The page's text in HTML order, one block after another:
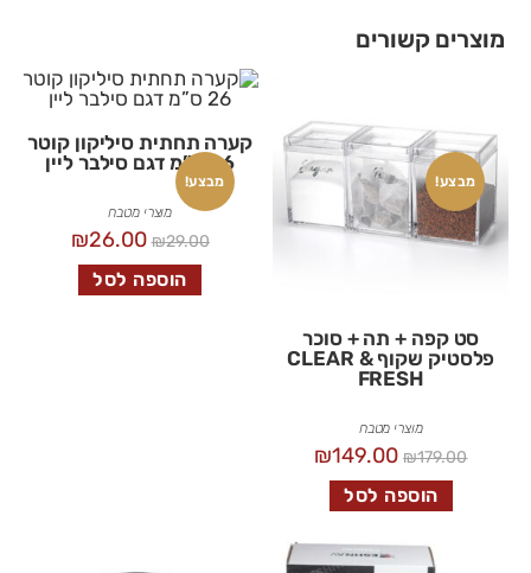
מוצרים קשורים
מבצע!
סט קפה + תה + סוכר
פלסטיק שקוף CLEAR &
FRESH
מוצרי מטבח
₪179.00
₪149.00
הוספה לסל
מבצע!
קערה תחתית סיליקון קוטר
26 ס”מ דגם סילבר ליין
מוצרי מטבח
₪29.00
₪26.00
הוספה לסל